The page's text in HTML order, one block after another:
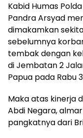
Kabid Humas
Pandra Arsyad
dimakamkan
sebelumnya
tembak dengan
di Jembatan 2
Papua pada Rabu
Maka atas kinerja
Abdi Negara,
pangkatnya dari